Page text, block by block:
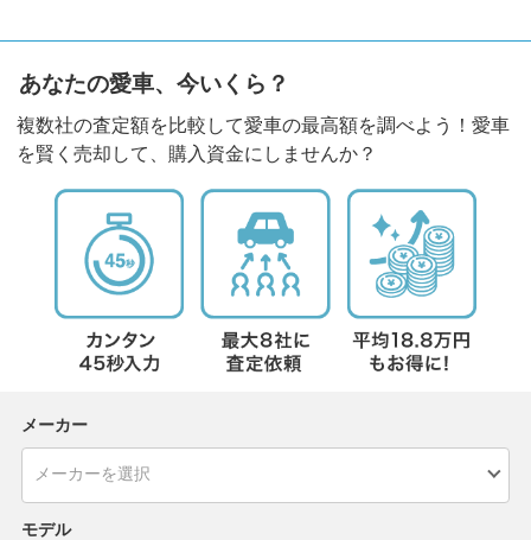
あなたの愛車、今いくら？
複数社の査定額を比較して愛車の最高額を調べよう！愛車
を賢く売却して、購入資金にしませんか？
メーカー
モデル